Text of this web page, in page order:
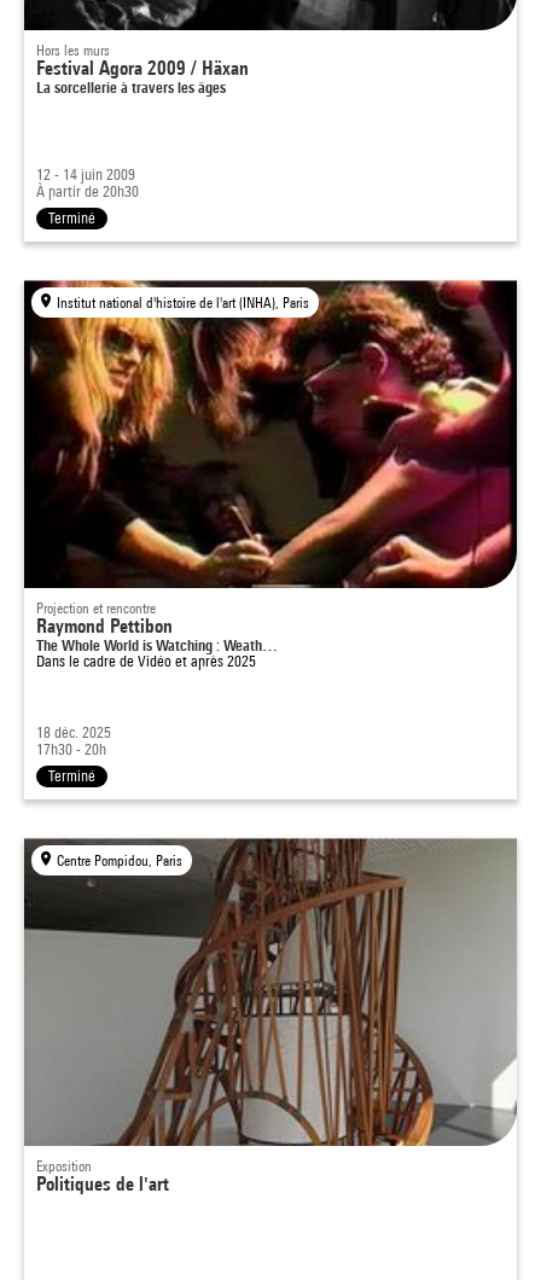
Hors les murs
Festival Agora 2009 / Häxan
La sorcellerie à travers les âges
12 - 14 juin 2009
À partir de 20h30
Terminé
Institut national d'histoire de l'art (INHA), Paris
Projection et rencontre
Raymond Pettibon
The Whole World is Watching : Weath…
Dans le cadre de Vidéo et après 2025
18 déc. 2025
17h30 - 20h
Terminé
Centre Pompidou, Paris
Exposition
Politiques de l'art